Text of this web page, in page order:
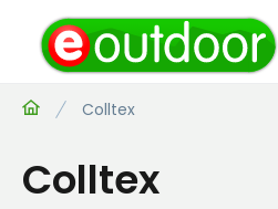
Colltex
Colltex